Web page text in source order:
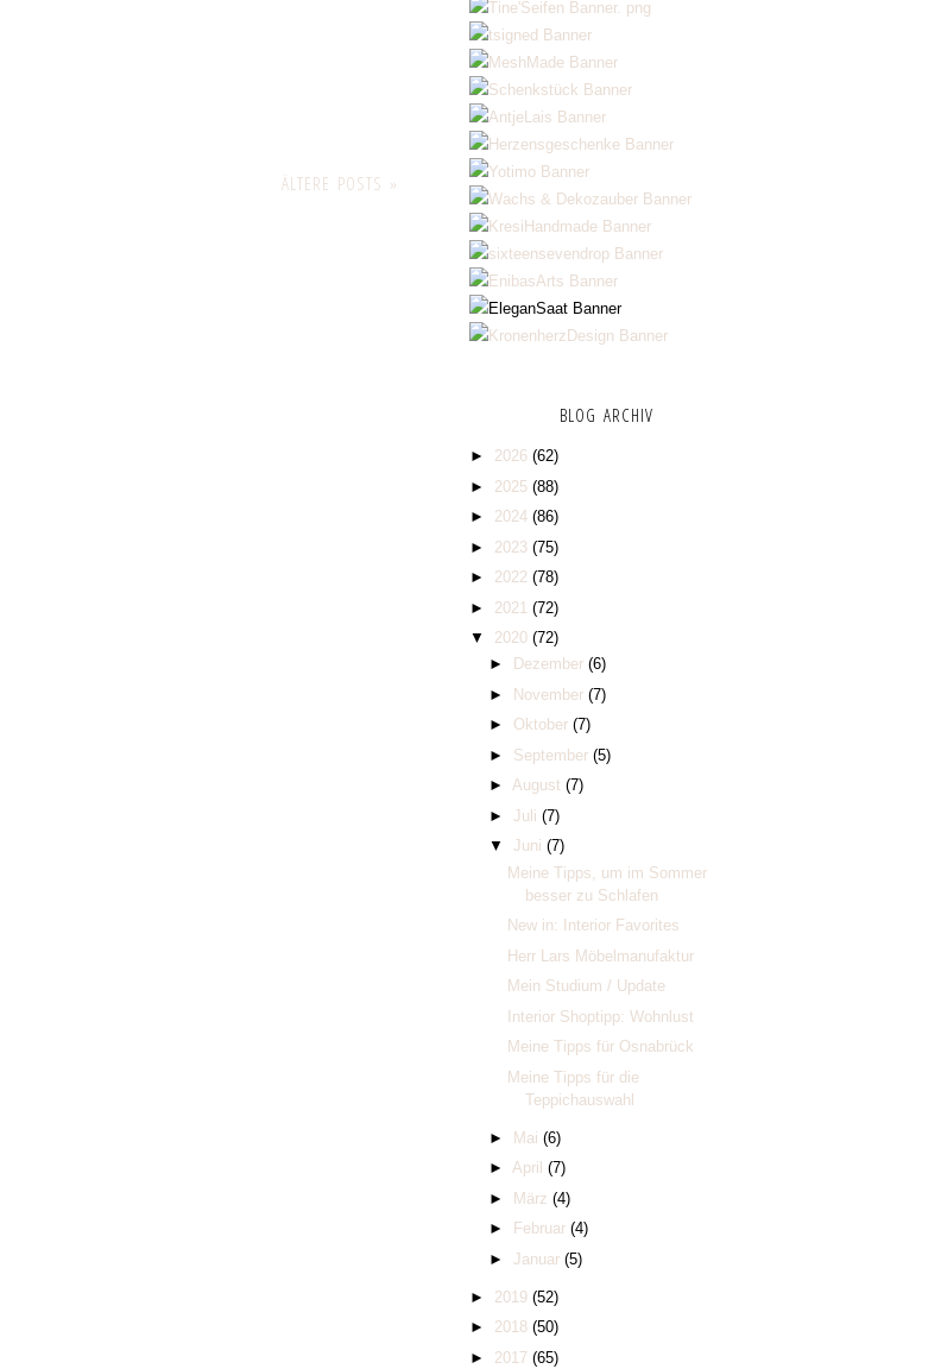
ÄLTERE POSTS »
BLOG ARCHIV
► 2026 (62)
► 2025 (88)
► 2024 (86)
► 2023 (75)
► 2022 (78)
► 2021 (72)
▼ 2020 (72)
►
Dezember (6)
►
November (7)
► Oktober (7)
► September (5)
► August (7)
► Juli (7)
▼ Juni (7)
Meine Tipps, um im Sommer
besser zu Schlafen
New in: Interior Favorites
Herr Lars Möbelmanufaktur
Mein Studium / Update
Interior Shoptipp: Wohnlust
Meine Tipps für Osnabrück
Meine Tipps für die
Teppichauswahl
► Mai (6)
► April (7)
► März (4)
►
Februar (4)
► Januar (5)
► 2019 (52)
► 2018 (50)
► 2017 (65)